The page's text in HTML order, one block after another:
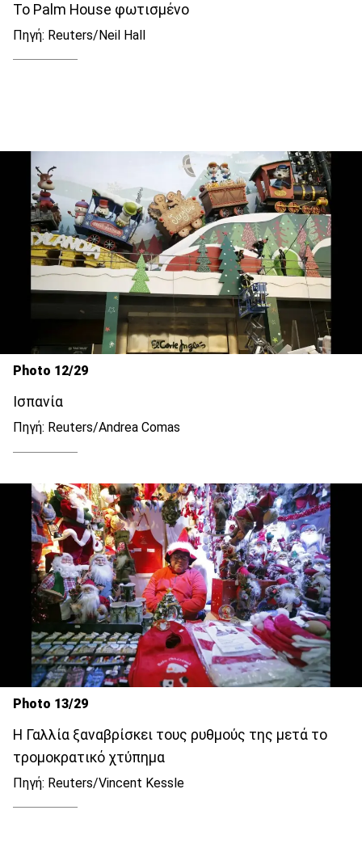
To Palm House φωτισμένο
Πηγή: Reuters/Neil Hall
Photo 12/29
Ισπανία
Πηγή: Reuters/Andrea Comas
Photo 13/29
Η Γαλλία ξαναβρίσκει τους ρυθμούς της μετά το
τρομοκρατικό χτύπημα
Πηγή: Reuters/Vincent Kessle